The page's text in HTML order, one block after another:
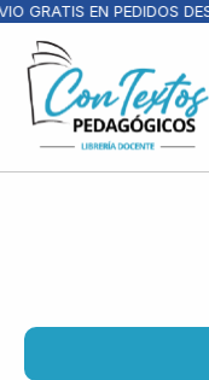
EN PEDIDOS DESDE